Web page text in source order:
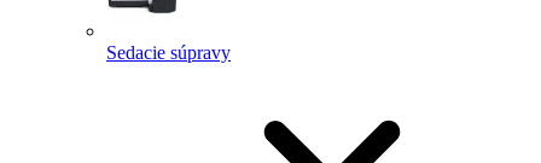
Sedacie súpravy